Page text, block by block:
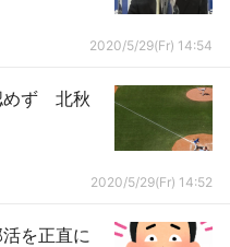
2020/5/29(Fr) 14:54
めず 北秋
2020/5/29(Fr) 14:52
を正直に